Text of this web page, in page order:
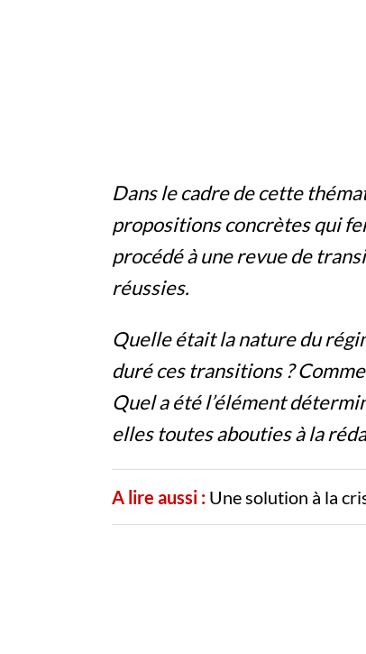
Dans le cadre de cette
propositions concrètes qui
procédé à une revue de
réussies.
Quelle était la nature du
duré ces transitions ?
Quel a été l’élément
elles toutes abouties à la
A lire aussi : Une solution à la